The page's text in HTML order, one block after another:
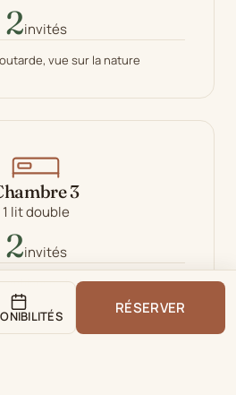
2invités
vue sur la nature
3
1 lit double
2invités
ambiance chaleureuse
RÉSERVER